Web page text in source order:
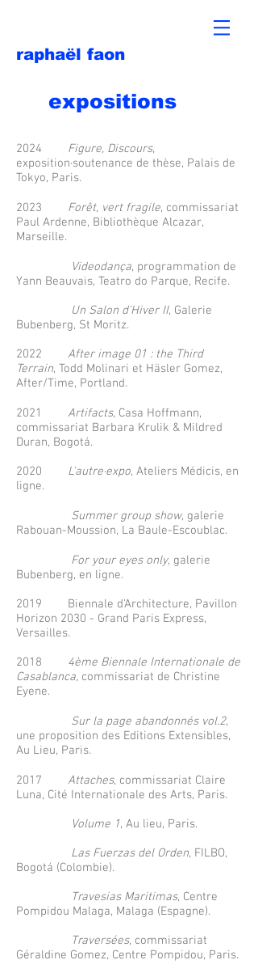
raphaël faon
expositions
2024 Figure, Discours,
exposition·soutenance de thèse, Palais de
Tokyo, Paris.
2023 Forêt, vert fragile, commissariat
Paul Ardenne, Bibliothèque Alcazar,
Marseille.
Videodança, programmation de
Yann Beauvais, Teatro do Parque, Recife.
Un Salon d'Hiver II, Galerie
Bubenberg, St Moritz.
2022 After image 01 : the Third
Terrain, Todd Molinari et Häsler Gomez,
After/Time, Portland.
2021 Artifacts, Casa Hoffmann,
commissariat Barbara Krulik & Mildred
Duran, Bogotá.
2020 L'autre·expo, Ateliers Médicis, en
ligne.
Summer group show, galerie
Rabouan-Moussion, La Baule-Escoublac.
For your eyes only, galerie
Bubenberg, en ligne.
2019 Biennale d'Architecture, Pavillon
Horizon 2030 - Grand Paris Express,
Versailles.
2018 4ème Biennale Internationale de
Casablanca, commissariat de Christine
Eyene.
Sur la page abandonnés vol.2,
une proposition des Editions Extensibles,
Au Lieu, Paris.
2017 Attaches, commissariat Claire
Luna, Cité Internationale des Arts, Paris.
Volume 1, Au lieu, Paris.
Las Fuerzas del Orden, FILBO,
Bogotá (Colombie).
Travesias Maritimas, Centre
Pompidou Malaga, Malaga (Espagne).
Traversées, commissariat
Géraldine Gomez, Centre Pompidou, Paris.